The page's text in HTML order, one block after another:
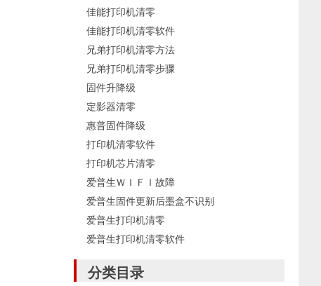
佳能打印机清零
佳能打印机清零软件
兄弟打印机清零方法
兄弟打印机清零步骤
固件升降级
定影器清零
惠普固件降级
打印机清零软件
打印机芯片清零
爱普生ＷＩＦＩ故障
爱普生固件更新后墨盒不识别
爱普生打印机清零
爱普生打印机清零软件
分类目录